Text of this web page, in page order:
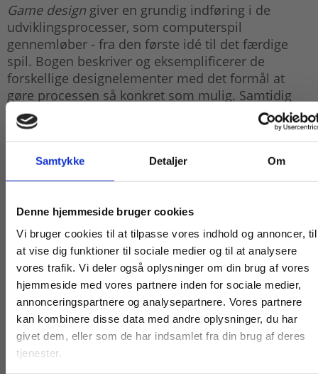
Samtykke Detaljer Om
Denne hjemmeside bruger cookies
Vi bruger cookies til at tilpasse vores indhold og annoncer, til
at vise dig funktioner til sociale medier og til at analysere
vores trafik. Vi deler også oplysninger om din brug af vores
hjemmeside med vores partnere inden for sociale medier,
annonceringspartnere og analysepartnere. Vores partnere
kan kombinere disse data med andre oplysninger, du har
givet dem, eller som de har indsamlet fra din brug af deres
tjenester.
Game design giver en grundig indføring i de
udviklingsprocesser, som computerspil
gennemløber - fra den første idé til det færdige
spil. Bogen beskriver og eksemplificerer de
forskellige designelementer med det formål at
gøre processen så konkret som mulig. Samtidig
tilbyder den en række redskaber, som læseren kan
bruge i sine egne game designs.
Bogen kan læses fra start til slut eller fungere som
en opslagsbog. Kapitlerne er korte og
designøvelser, der gradvist sætter læseren i stand
til at analysere og selv designe computerspil.
Game designer en inspirerende og lettilgængelig
lærebog og håndbog, der både kan bruges i
undervisningen på ungdomsuddannelserne og af
alle, der har lyst til at kaste sig ud i selv at designe
computerspil.
Køb læremidler og find masterclasses mm.
Fortsæt som:
For privatkunder og
studerende. Du får
vist priser inkl.
For institutioner og
virksomheder. Du
får vist priser ekskl.